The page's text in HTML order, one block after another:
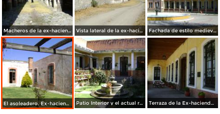
Macheros de la ex-hacienda de Soltepec, Tlaxcala. 2011 Vista lateral de la ex-hacienda Soltepec, Tlaxcala. Siglo XVIII Fachada de estilo medieval de la Ex-hacienda Soltepec, siglo XVIII. Edo. de Tlaxcala
El asoleadero. Ex-hacienda San Francisco Soltepec, Tlaxcala Patio Interior y el actual restaurante de la Ex-Hacienda Soltepec, Tlaxcala. 2011 Terraza de la Ex-hacienda Soltepec, siglo XVIII. Edo. de Tlaxcala